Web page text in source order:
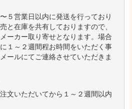
５営業日以内に発送を行っており
と在庫を共有しておりますので、
ーカー取り寄せとなります。場合
１～２週間程お時間をいただく事
ールにてご連絡させていただきま
文いただいてから１～２週間以内